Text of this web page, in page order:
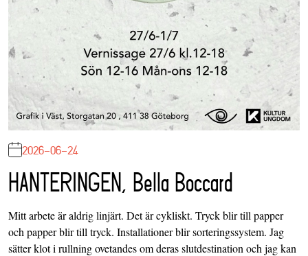
2026-06-24
HANTERINGEN, Bella Boccard
Mitt arbete är aldrig linjärt. Det är cykliskt. Tryck blir till papper
och papper blir till tryck. Installationer blir sorteringssystem. Jag
sätter klot i rullning ovetandes om deras slutdestination och jag kan